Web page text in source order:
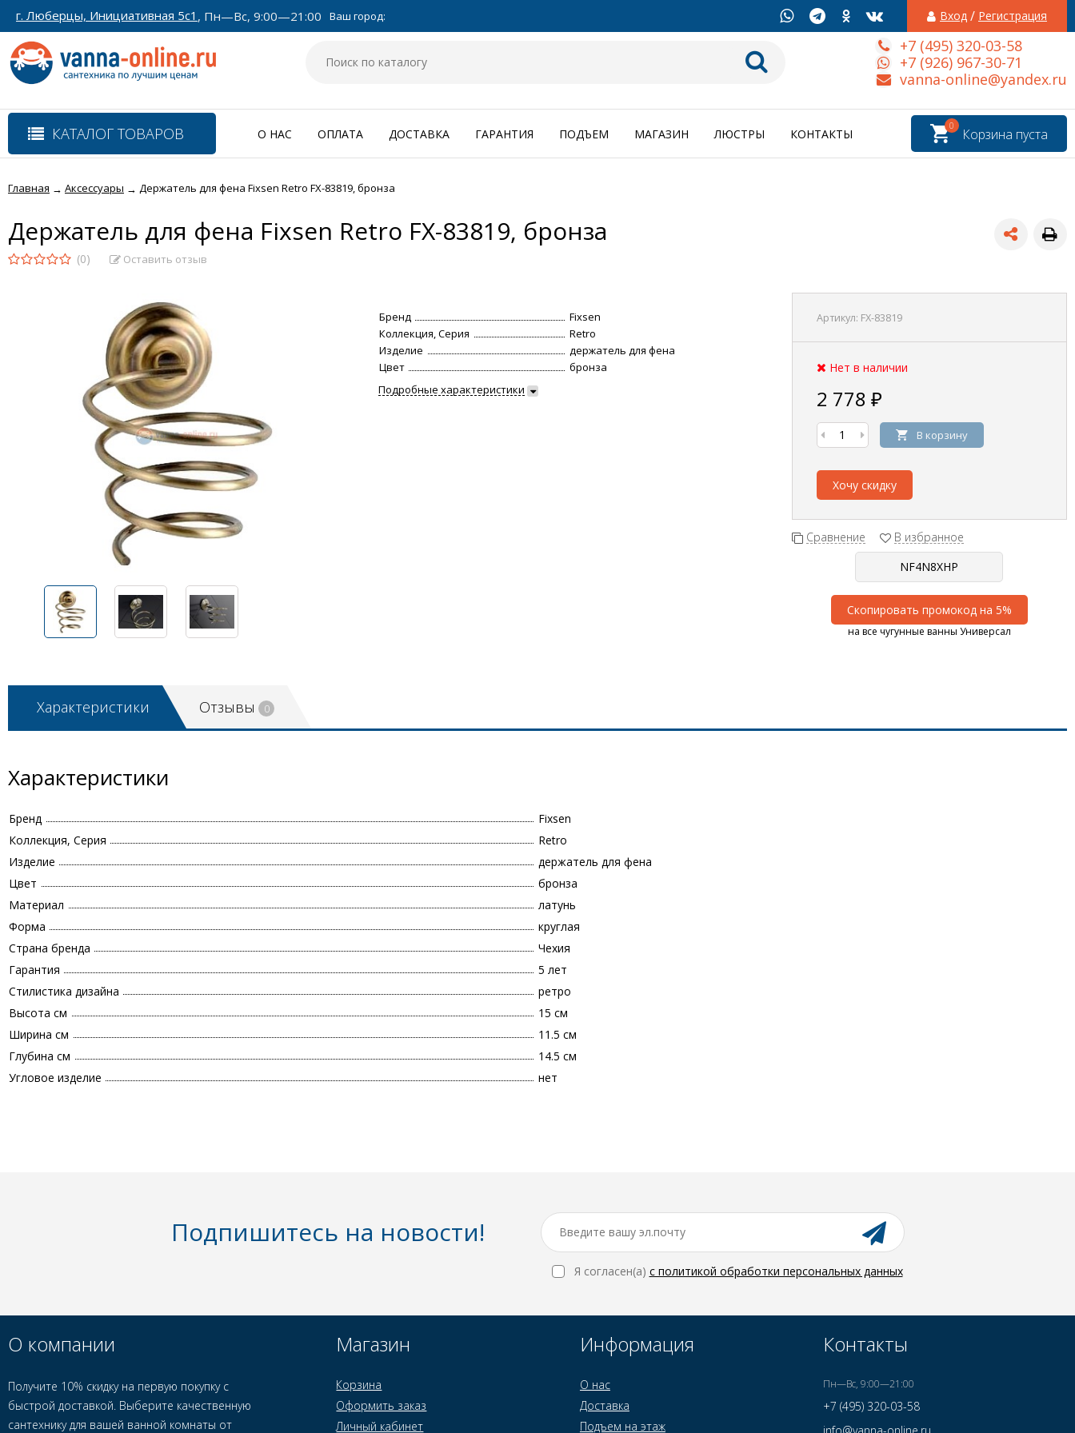
г. Люберцы, Инициативная 5с1 , Пн—Вс, 9:00—21:00 Ваш город: Вход / Регистрация
+7 (495) 320-03-58
+7 (926) 967-30-71
vanna-online@yandex.ru
КАТАЛОГ ТОВАРОВ Корзина пуста
0
О НАС ОПЛАТА ДОСТАВКА ГАРАНТИЯ ПОДЪЕМ МАГАЗИН ЛЮСТРЫ КОНТАКТЫ
Главная → Аксессуары → Держатель для фена Fixsen Retro FX-83819, бронза
Держатель для фена Fixsen Retro FX-83819, бронза
(0) Оставить отзыв
Артикул: FX-83819
Нет в наличии
2 778 ₽
В корзину
Хочу скидку
Сравнение В избранное
Скопировать промокод на 5%
на все чугунные ванны Универсал
Бренд
Fixsen
Коллекция, Серия
Retro
Изделие
держатель для фена
Цвет
бронза
Подробные характеристики
Характеристики Отзывы 0
Характеристики
Бренд
Fixsen
Коллекция, Серия
Retro
Изделие
держатель для фена
Цвет
бронза
Материал
латунь
Форма
круглая
Страна бренда
Чехия
Гарантия
5 лет
Стилистика дизайна
ретро
Высота см
15 см
Ширина см
11.5 см
Глубина см
14.5 см
Угловое изделие
нет
Подпишитесь на новости!
Я согласен(a) с политикой обработки персональных данных
О компании
Получите 10% скидку на первую покупку с
быстрой доставкой. Выберите качественную
сантехнику для вашей ванной комнаты от
Магазин
Корзина
Оформить заказ
Личный кабинет
Информация
О нас
Доставка
Подъем на этаж
Контакты
Пн—Вс, 9:00—21:00
+7 (495) 320-03-58